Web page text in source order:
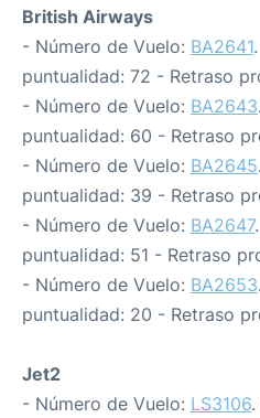
British Airways
- Número de Vuelo: BA2641
puntualidad: 72 - Retraso
- Número de Vuelo: BA2643
puntualidad: 60 - Retraso
- Número de Vuelo: BA2645
puntualidad: 39 - Retraso
- Número de Vuelo: BA2647
puntualidad: 51 - Retraso
- Número de Vuelo: BA2653
puntualidad: 20 - Retraso
Jet2
- Número de Vuelo: LS3106